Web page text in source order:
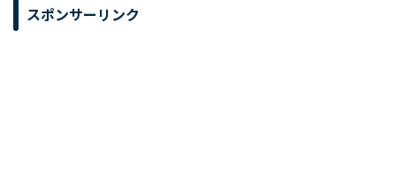
スポンサーリンク